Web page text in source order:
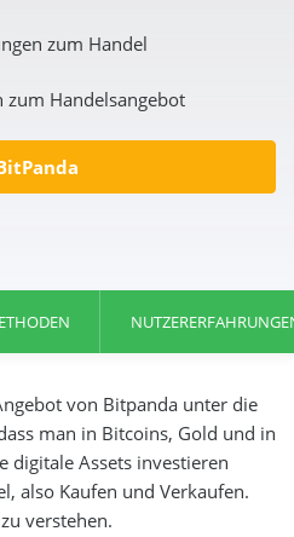
zum Handel
zum Handelsangebot
von Bitpanda unter die
man in Bitcoins, Gold und in
digitale Assets investieren
also Kaufen und Verkaufen.
verstehen.